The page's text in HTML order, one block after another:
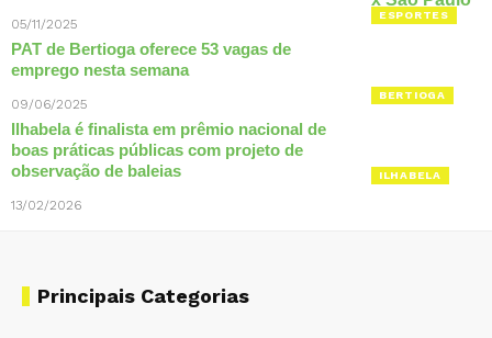
ESPORTES
05/11/2025
BERTIOGA
PAT de Bertioga oferece 53 vagas de
emprego nesta semana
09/06/2025
ILHABELA
Ilhabela é finalista em prêmio nacional de
boas práticas públicas com projeto de
observação de baleias
13/02/2026
Principais Categorias